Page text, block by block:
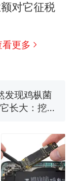
对它征税
看更多
美国怕什
刀的女孩，
发现鸡枞菌
长大：挖了
震惊 （视频
传话劝弃考
美国怕什